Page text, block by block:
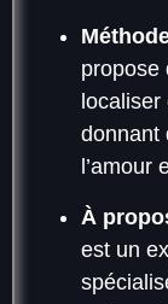
propose
donnant
l’amour
À
est un